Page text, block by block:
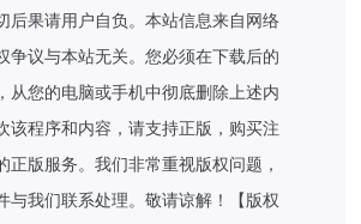
后果请用户自负。本站信息来自网络
争议与本站无关。您必须在下载后的
从您的电脑或手机中彻底删除上述内
该程序和内容，请支持正版，购买注
正版服务。我们非常重视版权问题，
与我们联系处理。敬请谅解！【版权